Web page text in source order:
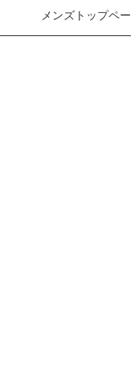
メンズトップペ